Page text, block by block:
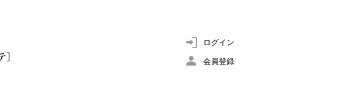
ログイン
会員登録